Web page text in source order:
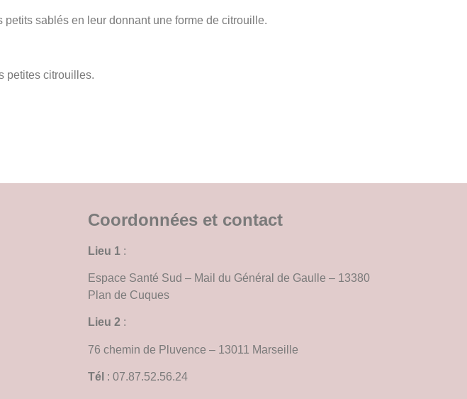
sablés en leur donnant une forme de citrouille.
petites citrouilles.
Coordonnées et contact
Lieu 1:
Espace Santé Sud – Mail du Général de Gaulle – 13380
Plan de Cuques
Lieu 2:
76 chemin de Pluvence – 13011 Marseille
Tél : 07.87.52.56.24